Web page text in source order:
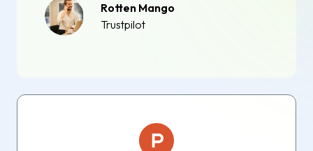
Rotten Mango
Trustpilot